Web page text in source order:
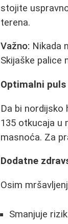
stojite
terena.
Važno: Nikada
Skijaške palice
Optimalni
Da bi nordijsko
135 otkucaja u
masnoća. Za
Dodatne
Osim
Smanjuje